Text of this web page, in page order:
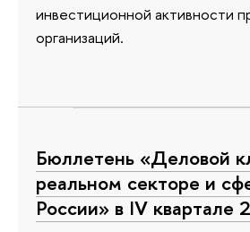
инвестиционной активности
организаций.
Бюллетень «Деловой
реальном секторе и
России» в IV квартале